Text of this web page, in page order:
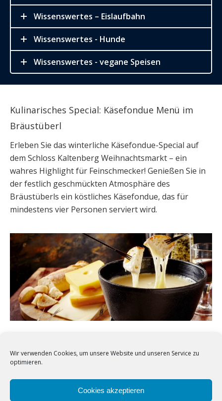
Wir verwenden Cookies, um unsere Website und unseren Service zu
optimieren.
Cookies akzeptieren
Wissenswertes – Eislaufbahn
Wissenswertes - Hunde
Wissenswertes - vegane Speisen
Kulinarisches Special: Käsefondue Menü im
Bräustüberl
Erleben Sie das winterliche Käsefondue-Special auf
dem Schloss Kaltenberg Weihnachtsmarkt – ein
wahres Highlight für Feinschmecker! Genießen Sie in
der festlich geschmückten Atmosphäre des
Bräustüberls ein köstliches Käsefondue, das für
mindestens vier Personen serviert wird.